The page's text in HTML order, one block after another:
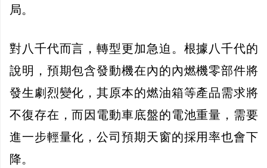
局。
對八千代而言，轉型更加急迫。根據八千代的
說明，預期包含發動機在內的內燃機零部件將
發生劇烈變化，其原本的燃油箱等產品需求將
不復存在，而因電動車底盤的電池重量，需要
進一步輕量化，公司預期天窗的採用率也會下
降。